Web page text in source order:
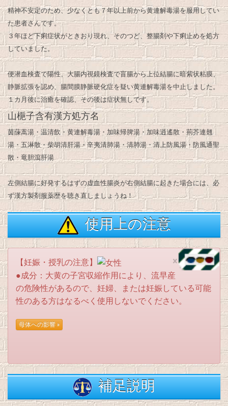
精神不安定のため、少なくとも７年以上前から黄連解毒湯を服用してい
た患者さんです。
３年ほど下痢症状がときおり現れ、そのつど、整腸剤や下痢止めを処方
していました。
便潜血検査で陽性、大腸内視鏡検査で盲腸から上位結腸に暗紫状粘膜、
静脈拡張を認め、腸間膜静脈硬化症を疑い黄連解毒湯を中止しました。
１カ月後に治癒を確認、その後は症状無しです。
山梔子含有漢方処方名
茵蔯蒿湯・温清飲・黄連解毒湯・加味帰脾湯・加味逍遙散・荊芥連翹
湯・五淋散・柴胡清肝湯・辛夷清肺湯・清肺湯・清上防風湯・防風通聖
散・竜胆瀉肝湯
左側結腸に好発するはずの虚血性腸炎が右側結腸に起きた場合には、必
ず漢方製剤服薬歴を聴き直しましょうね！
使用上の注意
×
【妊娠・授乳の注意】
●成分：大黄の子宮収縮作用により、流早産
の危険性があるので、妊婦、または妊娠している可能
性のある方はなるべく使用しないでください。
補足説明